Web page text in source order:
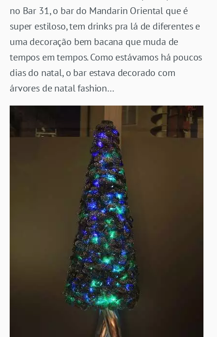
no Bar 31, o bar do Mandarin Oriental que é
super estiloso, tem drinks pra lá de diferentes e
uma decoração bem bacana que muda de
tempos em tempos. Como estávamos há poucos
dias do natal, o bar estava decorado com
árvores de natal fashion…